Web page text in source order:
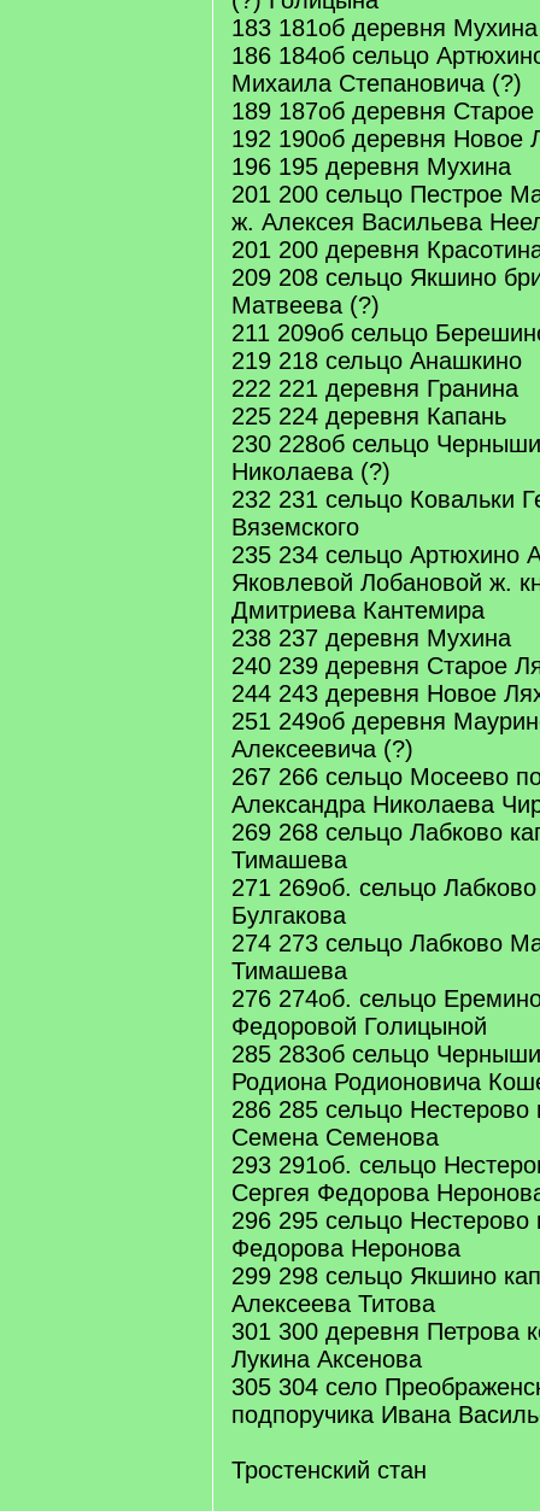
183 181об деревня Мухина
186 184об сельцо
Михаила Степановича (?)
189 187об деревня
192 190об деревня Новое
196 195 деревня Мухина
201 200 сельцо Пестрое
ж. Алексея Васильева
201 200 деревня
209 208 сельцо Якшино
Матвеева (?)
211 209об сельцо
219 218 сельцо Анашкино
222 221 деревня Гранина
225 224 деревня Капань
230 228об сельцо
Николаева (?)
232 231 сельцо Ковальки
Вяземского
235 234 сельцо Артюхино
Яковлевой Лобановой ж.
Дмитриева Кантемира
238 237 деревня Мухина
240 239 деревня Старое
244 243 деревня Новое
251 249об деревня
Алексеевича (?)
267 266 сельцо Мосеево
Александра Николаева
269 268 сельцо Лабково
Тимашева
271 269об. сельцо
Булгакова
274 273 сельцо Лабково
Тимашева
276 274об. сельцо
Федоровой Голицыной
285 283об сельцо
Родиона Родионовича
286 285 сельцо Нестерово
Семена Семенова
293 291об. сельцо
Сергея Федорова
296 295 сельцо Нестерово
Федорова Неронова
299 298 сельцо Якшино
Алексеева Титова
301 300 деревня Петрова
Лукина Аксенова
305 304 село
подпоручика Ивана
Тростенский стан